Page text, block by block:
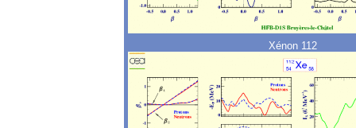
Xénon 112